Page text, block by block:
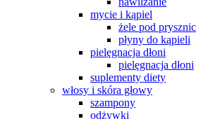
mycie i kąpiel
żele pod prysznic
płyny do kąpieli
pielęgnacja dłoni
pielęgnacja dłoni
suplementy diety
włosy i skóra głowy
szampony
odżywki